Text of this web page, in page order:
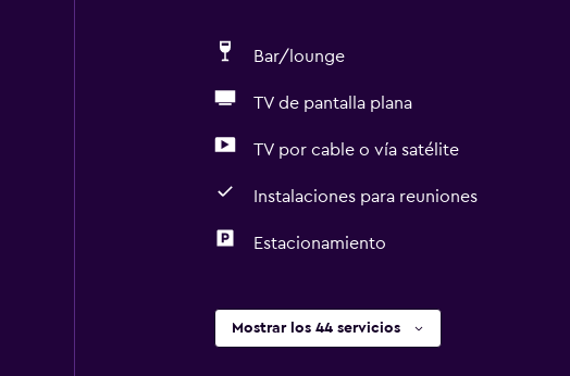
Bar/lounge
TV de pantalla plana
TV por cable o vía satélite
Instalaciones para reuniones
Estacionamiento
Mostrar los 44 servicios